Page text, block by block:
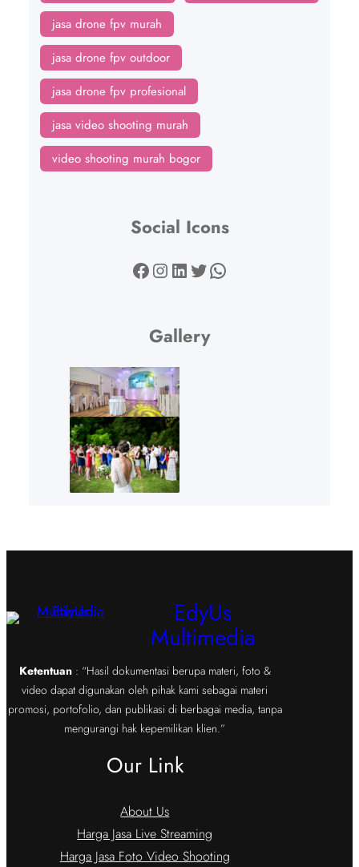
jasa drone fpv murah
jasa drone fpv outdoor
jasa drone fpv profesional
jasa video shooting murah
video shooting murah bogor
Social Icons
Facebook Instagram LinkedIn Twitter WhatsApp
Gallery
EdyUs
Multimedia
Ketentuan : “Hasil dokumentasi berupa materi, foto &
video dapat digunakan oleh pihak kami sebagai materi
promosi, portofolio, dan publikasi di berbagai media, tanpa
mengurangi hak kepemilikan klien.”
Our Link
About Us
Harga Jasa Live Streaming
Harga Jasa Foto Video Shooting